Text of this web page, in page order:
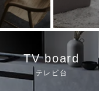
TV board
テレビ台